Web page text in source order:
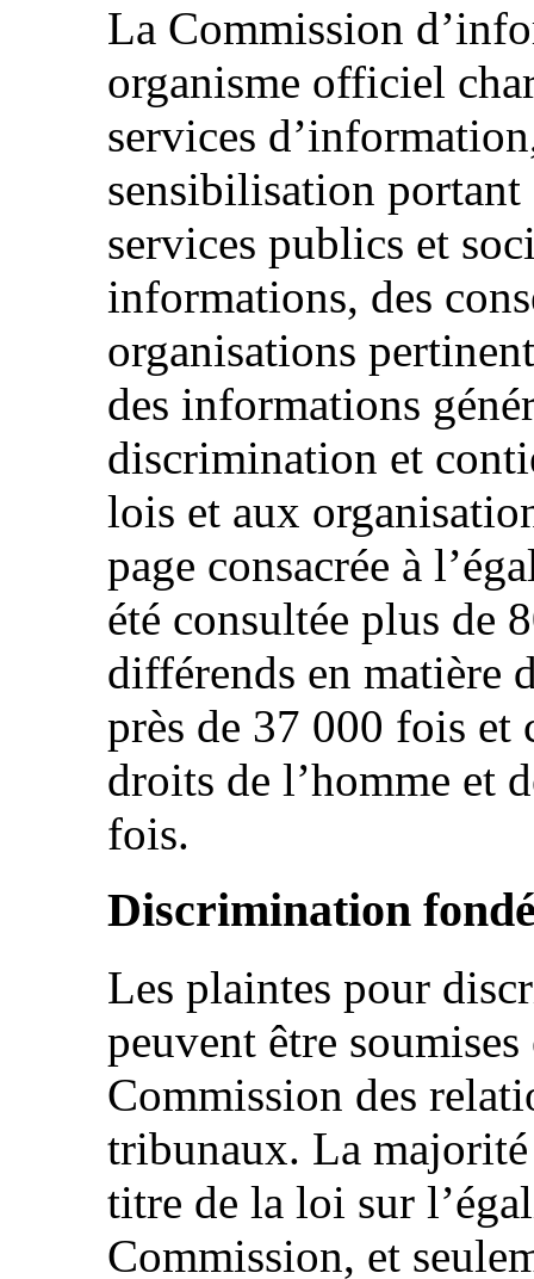
La Commission
organisme officiel
services
sensibilisation portant
services publics et
informations, des
organisations
des informations
discrimination et
lois et aux
page consacrée à
été consultée plus de
différends en matière
près de 37 000 fois et
droits de l’homme et
fois.
Discrimination
Les plaintes pour
peuvent être
Commission des
tribunaux. La majorité
titre de la loi sur
Commission, et